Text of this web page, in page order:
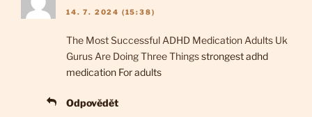
14. 7. 2024 (15:38)
The Most Successful ADHD Medication Adults Uk
Gurus Are Doing Three Thingsstrongest adhd
medication For adults
Odpovědět